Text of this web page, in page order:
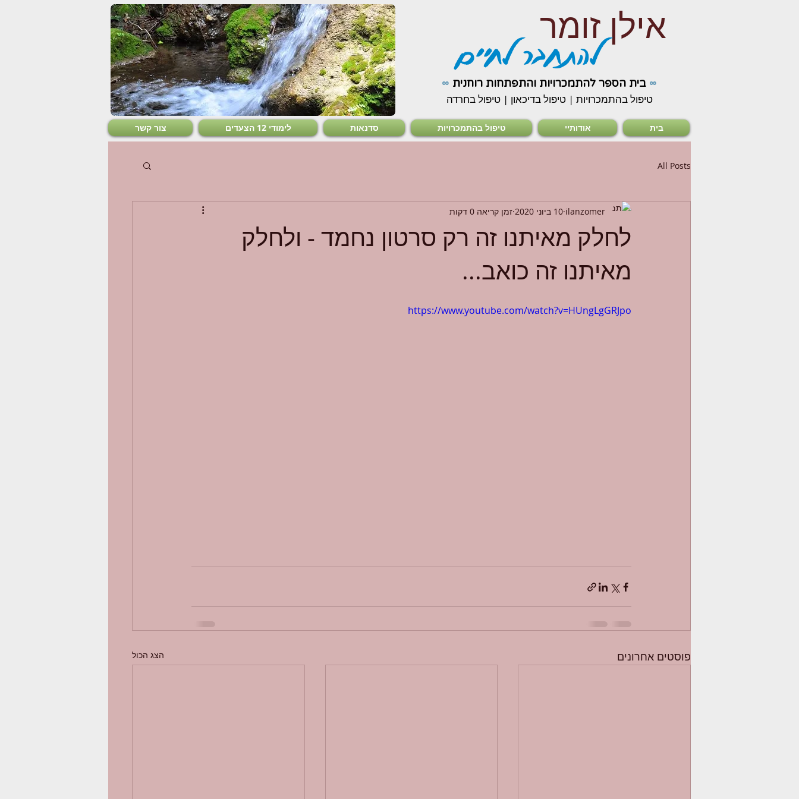
אילן זומר
להתחבר לחיים
∞ בית הספר להתמכרויות והתפתחות רוחנית ∞
טיפול בהתמכרויות | טיפול בדיכאון | טיפול בחרדה
צור קשר לימודי 12 הצעדים סדנאות טיפול בהתמכרויות אודותיי בית
All Posts
לחלק מאיתנו זה רק סרטון נחמד - ולחלק
מאיתנו זה כואב...
ilanzomer 10 ביוני 2020 זמן קריאה 0 דקות
https://www.youtube.com/watch?v=HUngLgGRJpo
פוסטים אחרונים הצג הכול